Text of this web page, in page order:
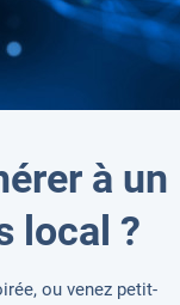
à un
local ?
ou venez petit-